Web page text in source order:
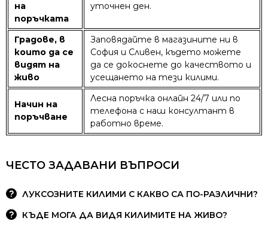
на
поръчката
уточнен ден.
Градове, в
които да се
видят на
живо
Заповядайте в магазините ни в
София и Сливен, където можете
да се докоснете до качеството и
усещането на тези килими.
Начин на
поръчване
Лесна поръчка онлайн 24/7 или по
телефона с наш консултант в
работно време.
ЧЕСТО ЗАДАВАНИ ВЪПРОСИ
ЛУКСОЗНИТЕ КИЛИМИ С КАКВО СА ПО-РАЗЛИЧНИ?
КЪДЕ МОГА ДА ВИДЯ КИЛИМИТЕ НА ЖИВО?